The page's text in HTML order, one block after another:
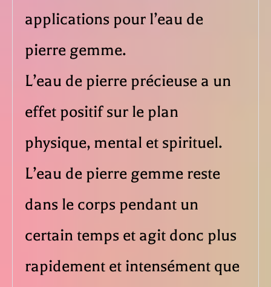
applications pour l’eau de
pierre gemme.
L’eau de pierre précieuse a un
effet positif sur le plan
physique, mental et spirituel.
L’eau de pierre gemme reste
dans le corps pendant un
certain temps et agit donc plus
rapidement et intensément que